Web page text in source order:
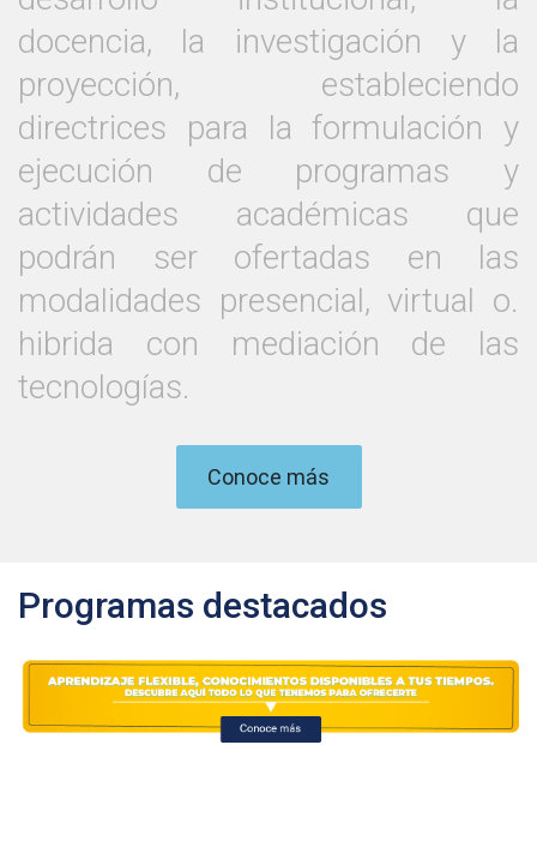
docencia, la investigación y la
proyección, estableciendo
directrices para la formulación y
ejecución de programas y
actividades académicas que
podrán ser ofertadas en las
modalidades presencial, virtual o.
hibrida con mediación de las
tecnologías.
Conoce más
Programas destacados